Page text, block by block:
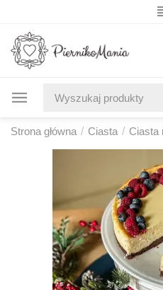
Strona główna / Ciasta / Ciasta